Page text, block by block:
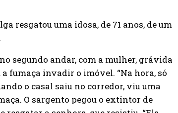
resgatou uma idosa, de 71 anos, de um
segundo andar, com a mulher, grávida
fumaça invadir o imóvel. “Na hora, só
o casal saiu no corredor, viu uma
O sargento pegou o extintor de